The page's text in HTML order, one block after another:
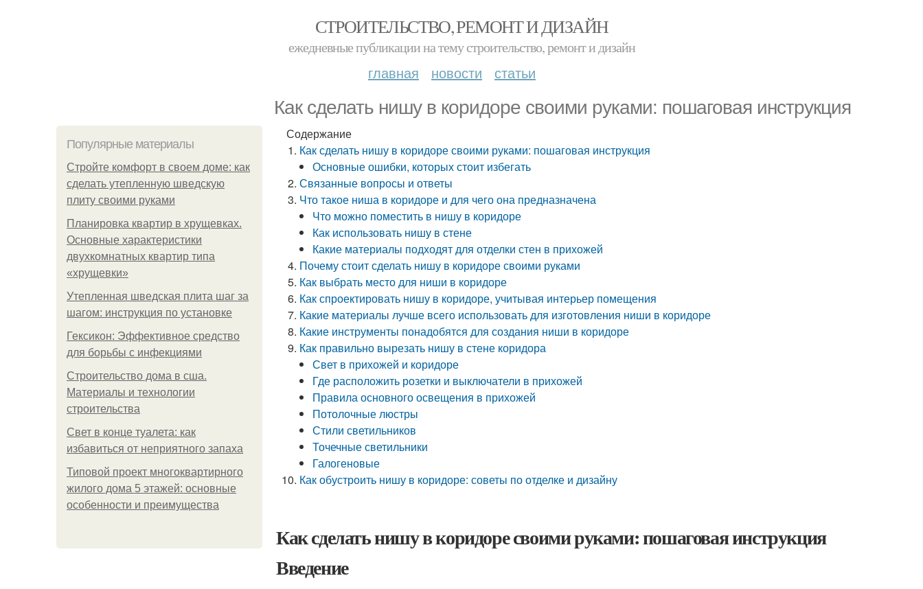
СТРОИТЕЛЬСТВО, РЕМОНТ И ДИЗАЙН
ежедневные публикации на тему строительство, ремонт и дизайн
главная новости статьи
Как сделать нишу в коридоре своими руками: пошаговая инструкция
Популярные материалы
Стройте комфорт в своем доме: как
сделать утепленную шведскую
плиту своими руками
Планировка квартир в хрущевках.
Основные характеристики
двухкомнатных квартир типа
«хрущевки»
Утепленная шведская плита шаг за
шагом: инструкция по установке
Гексикон: Эффективное средство
для борьбы с инфекциями
Строительство дома в сша.
Материалы и технологии
строительства
Свет в конце туалета: как
избавиться от неприятного запаха
Типовой проект многоквартирного
жилого дома 5 этажей: основные
особенности и преимущества
Содержание
Как сделать нишу в коридоре своими руками: пошаговая инструкция
Основные ошибки, которых стоит избегать
Связанные вопросы и ответы
Что такое ниша в коридоре и для чего она предназначена
Что можно поместить в нишу в коридоре
Как использовать нишу в стене
Какие материалы подходят для отделки стен в прихожей
Почему стоит сделать нишу в коридоре своими руками
Как выбрать место для ниши в коридоре
Как спроектировать нишу в коридоре, учитывая интерьер помещения
Какие материалы лучше всего использовать для изготовления ниши в коридоре
Какие инструменты понадобятся для создания ниши в коридоре
Как правильно вырезать нишу в стене коридора
Свет в прихожей и коридоре
Где расположить розетки и выключатели в прихожей
Правила основного освещения в прихожей
Потолочные люстры
Стили светильников
Точечные светильники
Галогеновые
Как обустроить нишу в коридоре: советы по отделке и дизайну
Как сделать нишу в коридоре своими руками: пошаговая инструкция
Введение